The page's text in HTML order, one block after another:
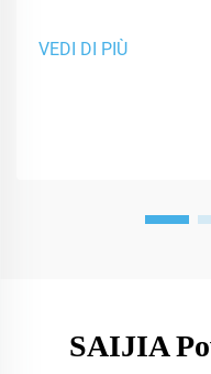
performance.
VEDI DI PIÙ
SAIJIA